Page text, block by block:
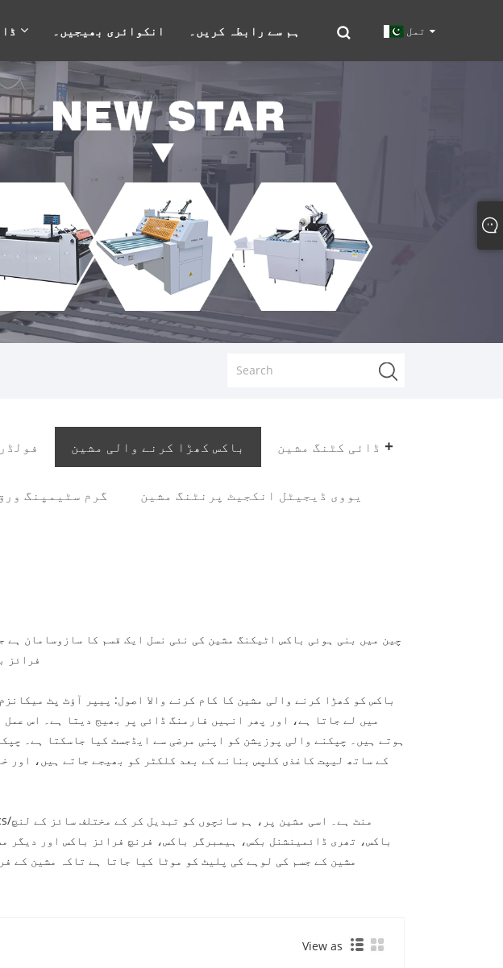
انکوائری بھیجیں۔ ہم سے رابطہ کریں۔ تمل
باکس کھڑا کرنے والی مشین ڈائی کٹنگ مشین
گرم سٹیمپنگ یووی ڈیجیٹل انکجیٹ پرنٹنگ مشین
چین میں بنی ہوئی باکس اٹیکنگ مشین کی نئی نسل ایک قسم کا سازوسامان
فرائز
باکس کو کھڑا کرنے والی مشین کا کام کرنے والا اصول: پیپر آؤٹ پٹ
میں لے جاتا ہے، اور پھر انہیں فارمنگ ڈائی پر بھیج دیتا ہے۔ اس
ہوتے ہیں۔ چپکنے والی پوزیشن کو اپنی مرضی سے ایڈجسٹ کیا جاسکتا ہے۔
کے ساتھ لیپت کاغذی کلپس بنانے کے بعد کلکٹر کو بھیجے جاتے ہیں،
باکس، تھری ڈائمینشنل بکس، ہیمبرگر باکس، فرنچ فرائز باکس اور
مشین کے جسم کی لوہے کی پلیٹ کو موٹا کیا جاتا ہے تاکہ مشین کے
View as